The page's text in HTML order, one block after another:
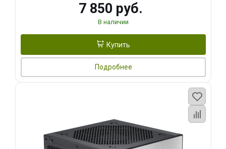
7 850 руб.
В наличии
Купить
Подробнее